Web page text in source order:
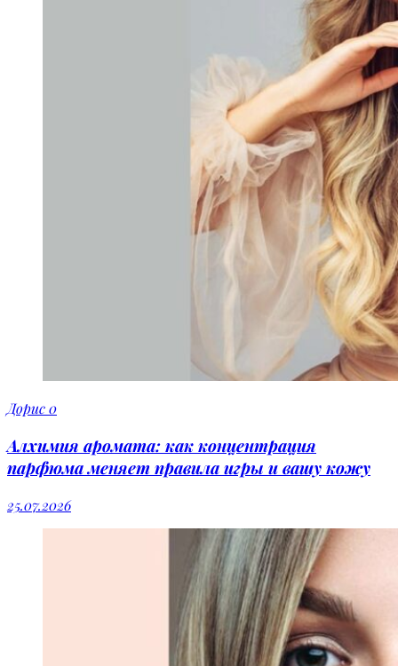
Дорис0
Алхимия аромата: как концентрация
парфюма меняет правила игры и вашу кожу
25.07.2026